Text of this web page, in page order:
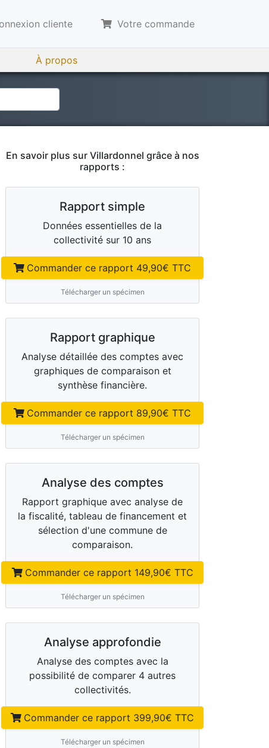
cliente Votre commande
À propos
En savoir plus sur Villardonnel grâce à nos
rapports :
Rapport simple
Données essentielles de la
collectivité sur 10 ans
Commander ce rapport 49,90€ TTC
Télécharger un spécimen
Rapport graphique
Analyse détaillée des comptes avec
graphiques de comparaison et
synthèse financière.
Commander ce rapport 89,90€ TTC
Télécharger un spécimen
Analyse des comptes
Rapport graphique avec analyse de
la fiscalité, tableau de financement et
sélection d'une commune de
comparaison.
Commander ce rapport 149,90€ TTC
Télécharger un spécimen
Analyse approfondie
Analyse des comptes avec la
possibilité de comparer 4 autres
collectivités.
Commander ce rapport 399,90€ TTC
Télécharger un spécimen